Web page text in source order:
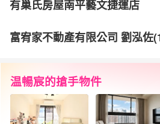
有巢氏房屋南平藝文捷運店
富宥家不動產有限公司 劉泓佐
温暢宸的搶手物件